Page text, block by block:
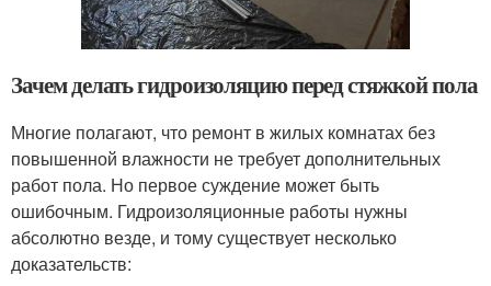
Зачем делать гидроизоляцию перед стяжкой пола
Многие полагают, что ремонт в жилых комнатах без
повышенной влажности не требует дополнительных
работ пола. Но первое суждение может быть
ошибочным. Гидроизоляционные работы нужны
абсолютно везде, и тому существует несколько
доказательств: